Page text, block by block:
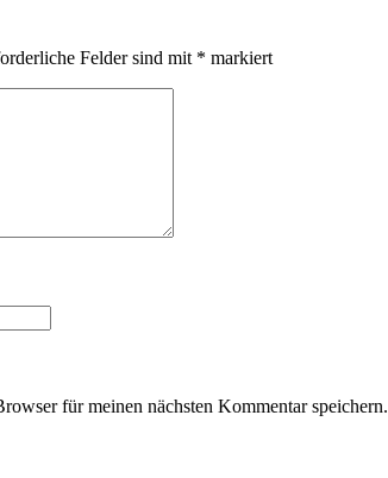
Felder sind mit * markiert
für meinen nächsten Kommentar speichern.